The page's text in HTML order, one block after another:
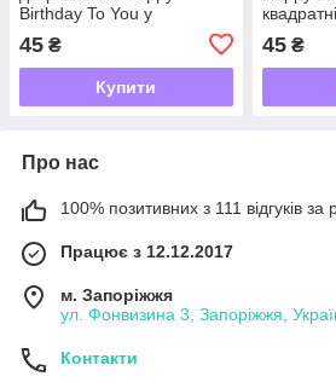
Birthday To You у
квадратній рамці, пластик
1 мм, торцеве кріплення,
10×7 см
45 ₴
Купити
10×8 см,
45₴
Про нас
100% позитивних з 111 відгуків за
Працює з 12.12.2017
м. Запоріжжя
ул. Фонвизина 3, Запоріжжя,
Контакти